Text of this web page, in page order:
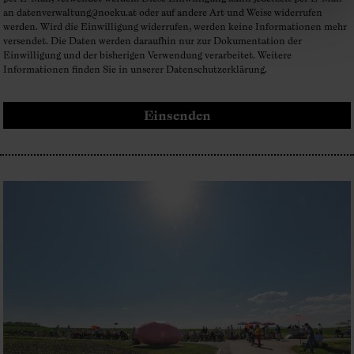
an datenverwaltung@noeku.at oder auf andere Art und Weise widerrufen
werden. Wird die Einwilligung widerrufen, werden keine Informationen mehr
versendet. Die Daten werden daraufhin nur zur Dokumentation der
Einwilligung und der bisherigen Verwendung verarbeitet. Weitere
Informationen finden Sie in unserer Datenschutzerklärung.